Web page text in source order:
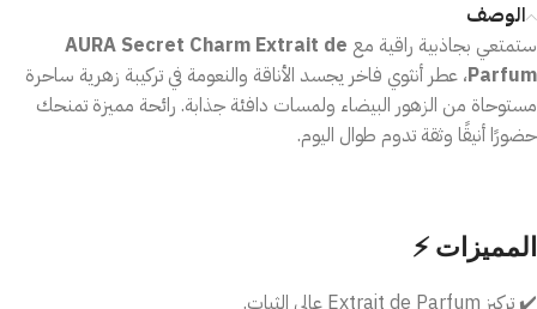
الوصف
ستمتعي بجاذبية راقية مع AURA Secret Charm Extrait de
Parfum، عطر أنثوي فاخر يجسد الأناقة والنعومة في تركيبة زهرية ساحرة
مستوحاة من الزهور البيضاء ولمسات دافئة جذابة. رائحة مميزة تمنحك
حضورًا أنيقًا وثقة تدوم طوال اليوم.
⚡ المميزات